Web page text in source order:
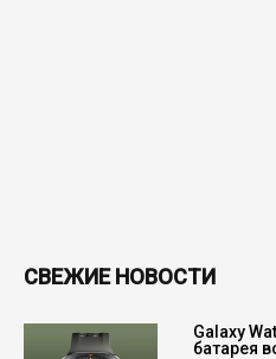
СВЕЖИЕ НОВОСТИ
Galaxy
батарея